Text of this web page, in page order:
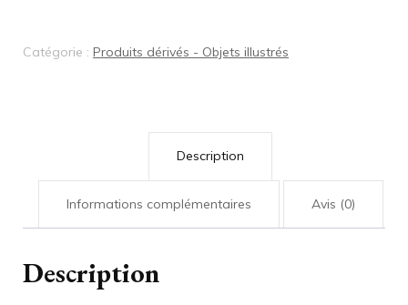
illustré
Les
d’Elwinah
Catégorie : Produits dérivés - Objets illustrés
Description
Informations complémentaires Avis (0)
Description